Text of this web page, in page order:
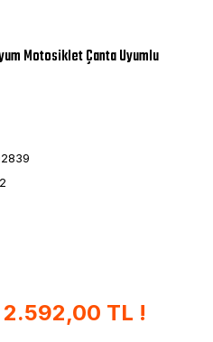
Motosiklet Çanta Uyumlu
2.592,00 TL !